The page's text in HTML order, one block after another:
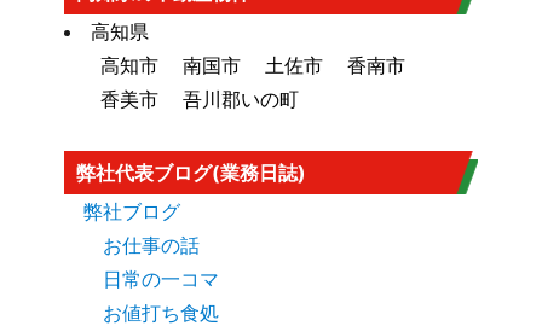
ら
高知県
高知市
南国市 土佐市
香南市
香美市
吾川郡いの町
弊社代表ブログ(業務日誌)
弊社ブログ
お仕事の話
日常の一コマ
お値打ち食処